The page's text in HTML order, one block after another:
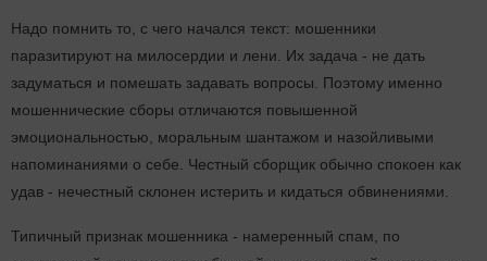
Надо помнить то, с чего начался текст: мошенники
паразитируют на милосердии и лени. Их задача - не дать
задуматься и помешать задавать вопросы. Поэтому именно
мошеннические сборы отличаются повышенной
эмоциональностью, моральным шантажом и назойливыми
напоминаниями о себе. Честный сборщик обычно спокоен как
удав - нечестный склонен истерить и кидаться обвинениями.
Типичный признак мошенника - намеренный спам, по